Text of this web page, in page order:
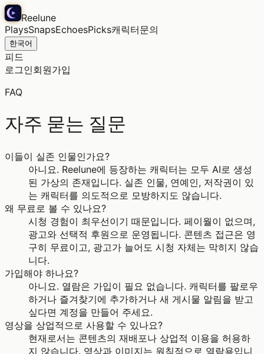
Reelune
PlaysSnapsEchoesPicks캐릭터문의
한국어
피드
로그인회원가입
FAQ
자주 묻는 질문
이들이 실존 인물인가요?
아니요. Reelune에 등장하는 캐릭터는 모두 AI로 생성
된 가상의 존재입니다. 실존 인물, 연예인, 저작권이 있
는 캐릭터를 의도적으로 모방하지도 않습니다.
왜 무료로 볼 수 있나요?
시청 경험이 최우선이기 때문입니다. 페이월이 없으며,
광고와 선택적 후원으로 운영됩니다. 콘텐츠 접근은 영
구히 무료이고, 광고가 늘어도 시청 자체는 막히지 않습
니다.
가입해야 하나요?
아니요. 열람은 가입이 필요 없습니다. 캐릭터를 팔로우
하거나 즐겨찾기에 추가하거나 새 게시물 알림을 받고
싶다면 계정을 만들어 주세요.
영상을 상업적으로 사용할 수 있나요?
현재로서는 콘텐츠의 재배포나 상업적 이용을 허용하
지 않습니다. 영상과 이미지는 원칙적으로 열람용입니